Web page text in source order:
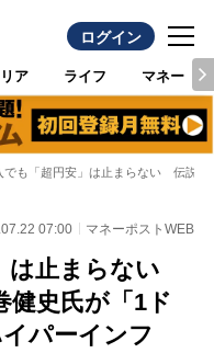
ログイン
ア ライフ マネー
でも「超円安」は止まらない 伝説の
07:00 マネーポストWEB
は止まらない
健史氏が「1ド
パーインフ